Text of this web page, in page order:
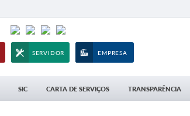
SERVIDOR EMPRESA
SIC CARTA DE SERVIÇOS TRANSPARÊNCIA